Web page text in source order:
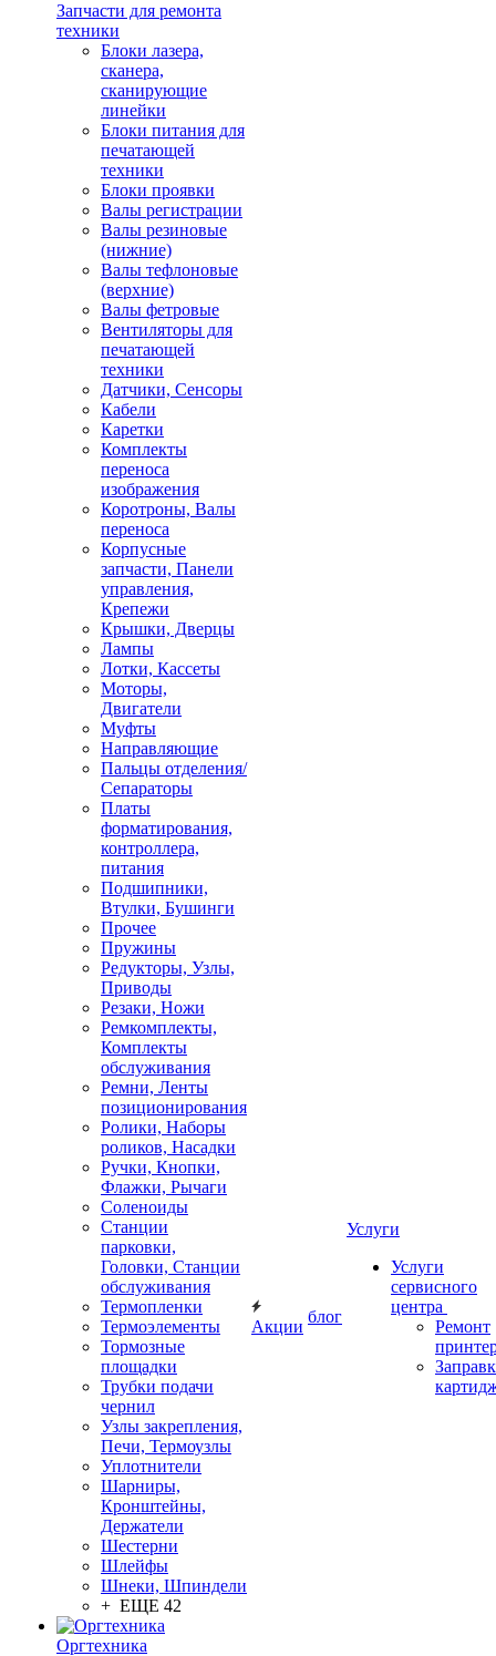
Запчасти для ремонта
техники
Блоки лазера,
сканера,
сканирующие
линейки
Блоки питания для
печатающей
техники
Блоки проявки
Валы регистрации
Валы резиновые
(нижние)
Валы тефлоновые
(верхние)
Валы фетровые
Вентиляторы для
печатающей
техники
Датчики, Сенсоры
Кабели
Каретки
Комплекты
переноса
изображения
Коротроны, Валы
переноса
Корпусные
запчасти, Панели
управления,
Крепежи
Крышки, Дверцы
Лампы
Лотки, Кассеты
Моторы,
Двигатели
Муфты
Направляющие
Пальцы отделения/
Сепараторы
Платы
форматирования,
контроллера,
питания
Подшипники,
Втулки, Бушинги
Прочее
Пружины
Редукторы, Узлы,
Приводы
Резаки, Ножи
Ремкомплекты,
Комплекты
обслуживания
Ремни, Ленты
позиционирования
Ролики, Наборы
роликов, Насадки
Ручки, Кнопки,
Флажки, Рычаги
Соленоиды
Станции
парковки,
Головки, Станции
обслуживания
Термопленки
Термоэлементы
Тормозные
площадки
Трубки подачи
чернил
Узлы закрепления,
Печи, Термоузлы
Уплотнители
Шарниры,
Кронштейны,
Держатели
Шестерни
Шлейфы
Шнеки, Шпиндели
+ ЕЩЕ 42
Оргтехника
Акции
блог
Услуги
Услуги
сервисного
центра
Ремонт